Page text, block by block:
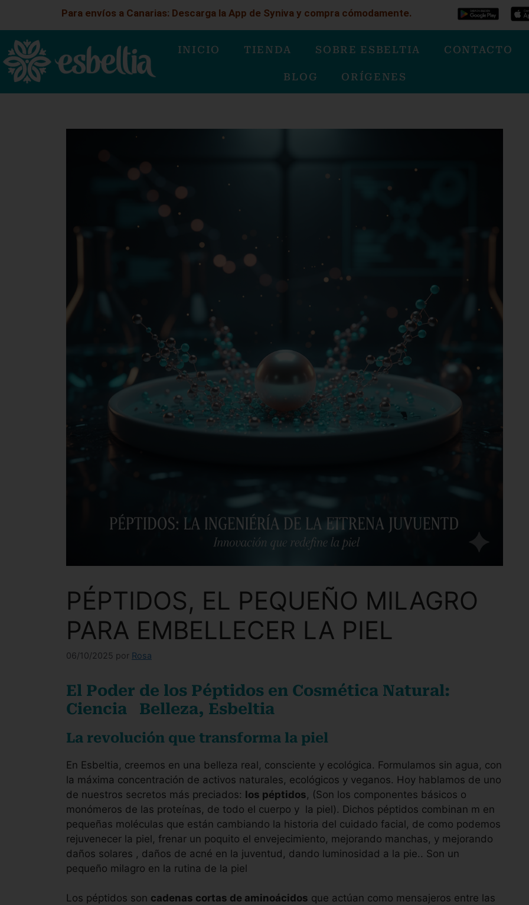
Para envíos a Canarias: Descarga la App de Syniva y compra cómodamente.
INICIO TIENDA SOBRE ESBELTIA CONTACTO
BLOG ORÍGENES
PÉPTIDOS, EL PEQUEÑO MILAGRO
PARA EMBELLECER LA PIEL
06/10/2025 por Rosa
El Poder de los Péptidos en Cosmética Natural:
Ciencia Belleza, Esbeltia
La revolución que transforma la piel
En Esbeltia, creemos en una belleza real, consciente y ecológica. Formulamos sin agua, con
la máxima concentración de activos naturales, ecológicos y veganos. Hoy hablamos de uno
de nuestros secretos más preciados: los péptidos, (Son los componentes básicos o
monómeros de las proteínas, de todo el cuerpo y la piel). Dichos péptidos combinan m en
pequeñas moléculas que están cambiando la historia del cuidado facial, de como podemos
rejuvenecer la piel, frenar un poquito el envejecimiento, mejorando manchas, y mejorando
daños solares , daños de acné en la juventud, dando luminosidad a la pie.. Son un
pequeño milagro en la rutina de la piel
Los péptidos son cadenas cortas de aminoácidos que actúan como mensajeros entre las